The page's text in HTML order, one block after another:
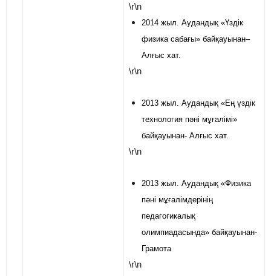
\r\n
2014 жыл. Аудандық «Үздік
физика сабағы» байқауынан–
Алғыс хат.
\r\n
2013 жыл. Аудандық «Ең үздік
технология пәні мұғалімі»
байқауынан- Алғыс хат.
\r\n
2013 жыл. Аудандық «Физика
пәні мұғалімдерінің
педагогикалық
олимпиадасында» байқауынан-
Грамота
\r\n